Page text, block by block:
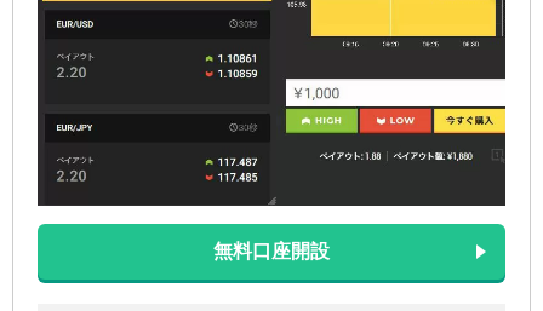
無料口座開設